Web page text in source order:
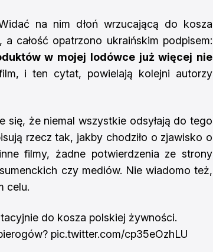
na nim dłoń wrzucającą do kosza
całość opatrzono ukraińskim podpisem:
w mojej lodówce już więcej nie
i ten cytat, powielają kolejni autorzy
się, że niemal wszystkie odsyłają do tego
rzecz tak, jakby chodziło o zjawisko o
filmy, żadne potwierdzenia ze strony
czy mediów. Nie wiadomo też,
celu.
do kosza polskiej żywności.
pic.twitter.com/cp35eOzhLU